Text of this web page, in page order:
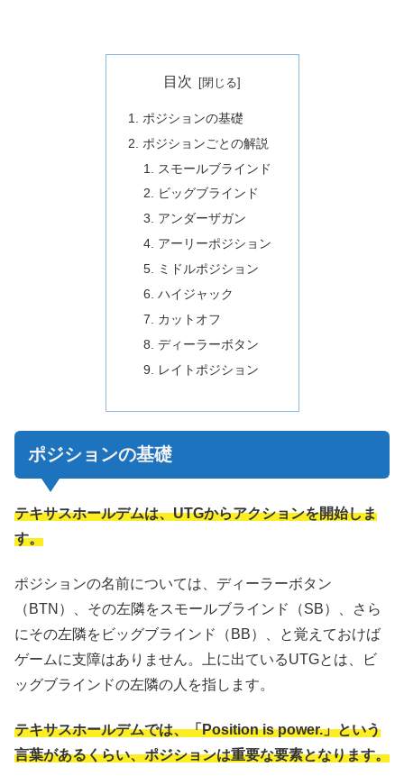
目次
ポジションの基礎
ポジションごとの解説
スモールブラインド
ビッグブラインド
アンダーザガン
アーリーポジション
ミドルポジション
ハイジャック
カットオフ
ディーラーボタン
レイトポジション
ポジションの基礎
テキサスホールデムは、UTGからアクションを開始しま
す。
ポジションの名前については、ディーラーボタン
（BTN）、その左隣をスモールブラインド（SB）、さら
にその左隣をビッグブラインド（BB）、と覚えておけば
ゲームに支障はありません。上に出ているUTGとは、ビ
ッグブラインドの左隣の人を指します。
テキサスホールデムでは、「Position is power.」という
言葉があるくらい、ポジションは重要な要素となります。